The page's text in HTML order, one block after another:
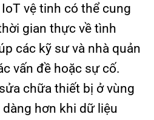
vệ tinh có thể cung
gian thực về tình
các kỹ sư và nhà quản
vấn đề hoặc sự cố.
chữa thiết bị ở vùng
hơn khi dữ liệu